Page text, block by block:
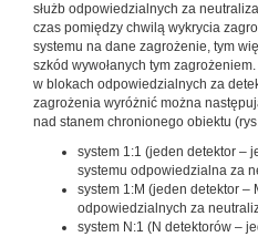
służb odpowiedzialnych za
czas pomiędzy chwilą wykrycia
systemu na dane zagrożenie, tym
szkód wywołanych tym
w blokach odpowiedzialnych za
zagrożenia wyróżnić można
nad stanem chronionego obiektu
system 1:1 (jeden detektor –
systemu odpowiedzialna za
system 1:M (jeden detektor –
odpowiedzialnych za
system N:1 (N detektorów –